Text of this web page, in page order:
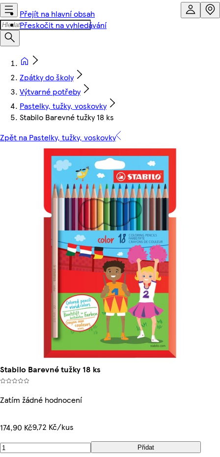
Přejít na hlavní obsah
Přeskočit na vyhledávání
Zpátky do školy
Výtvarné potřeby
Pastelky, tužky, voskovky
Stabilo Barevné tužky 18 ks
Zpět na Pastelky, tužky, voskovky
Stabilo Barevné tužky 18 ks
Zatím žádné hodnocení
174,90 Kč9,72 Kč/kus
Přidat